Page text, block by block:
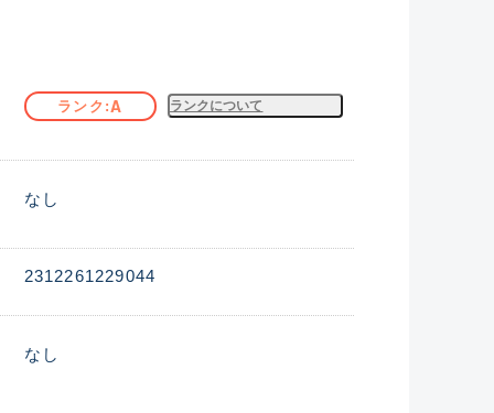
ランク A ランクについて
なし
2312261229044
なし